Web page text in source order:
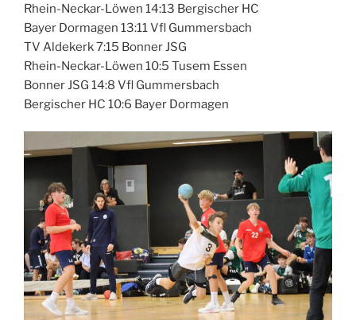
Rhein-Neckar-Löwen 14:13 Bergischer HC
Bayer Dormagen 13:11 Vfl Gummersbach
TV Aldekerk 7:15 Bonner JSG
Rhein-Neckar-Löwen 10:5 Tusem Essen
Bonner JSG 14:8 Vfl Gummersbach
Bergischer HC 10:6 Bayer Dormagen